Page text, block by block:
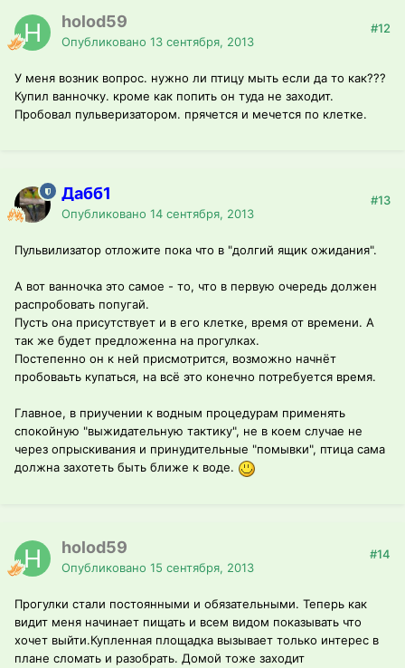
holod59
Опубликовано 13 сентября, 2013
#12
У меня возник вопрос. нужно ли птицу мыть если да то как???
Купил ванночку. кроме как попить он туда не заходит.
Пробовал пульверизатором. прячется и мечется по клетке.
Дабб1
Опубликовано 14 сентября, 2013
#13
Пульвилизатор отложите пока что в "долгий ящик ожидания".
А вот ванночка это самое - то, что в первую очередь должен
распробовать попугай.
Пусть она присутствует и в его клетке, время от времени. А
так же будет предложенна на прогулках.
Постепенно он к ней присмотрится, возможно начнёт
пробоваьть купаться, на всё это конечно потребуется время.
Главное, в приучении к водным процедурам применять
спокойную "выжидательную тактику", не в коем случае не
через опрыскивания и принудительные "помывки", птица сама
должна захотеть быть ближе к воде.
holod59
Опубликовано 15 сентября, 2013
#14
Прогулки стали постоянными и обязательными. Теперь как
видит меня начинает пищать и всем видом показывать что
хочет выйти.Купленная площадка вызывает только интерес в
плане сломать и разобрать. Домой тоже заходит